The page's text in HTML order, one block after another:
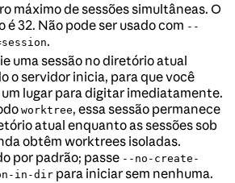
máximo de sessões simultâneas. O
é 32. Não pode ser usado com --
.
uma sessão no diretório atual
o servidor inicia, para que você
lugar para digitar imediatamente.
worktree, essa sessão permanece
atual enquanto as sessões sob
obtêm worktrees isoladas.
por padrão; passe --no-create-
in-dir para iniciar sem nenhuma.